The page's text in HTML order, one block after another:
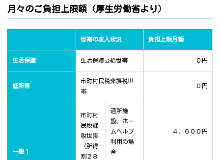
月々のご負担上限額（厚生労働省より）
世帯の収入状況 負担上限月額
生活保護 生活保護受給世帯 ０円
低所得
市町村民税非課税世
帯
０円
一般１
市町村
民税課
税世帯
（所得
割２８
通所施
設、ホー
ムヘルプ
利用の場
合
４，６００円